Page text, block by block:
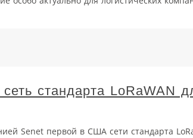
стандарта LoRaWAN
Senet первой в США сети стандарта